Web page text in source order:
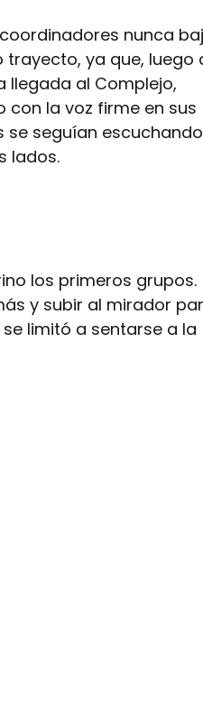
nunca
trayecto, ya que, luego
llegada al Complejo,
la voz firme en sus
seguían
lados.
los primeros grupos.
y subir al mirador
limitó a sentarse a la